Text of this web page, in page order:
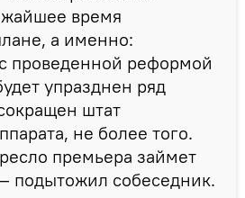
время
а именно:
проведенной реформой
упразднен ряд
штат
не более того.
премьера займет
подытожил собеседник.